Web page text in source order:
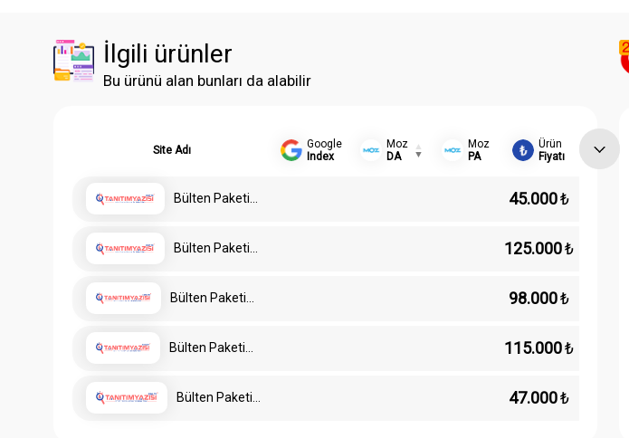
İlgili ürünler
Bu ürünü alan bunları da alabilir
Site Adı
Google
Index
Moz
DA
Moz
PA
Ürün
Fiyatı
Bülten Paketi
45.000₺
Bülten Paketi
125.000₺
Bülten Paketi
98.000₺
Bülten Paketi
115.000₺
Bülten Paketi
47.000₺